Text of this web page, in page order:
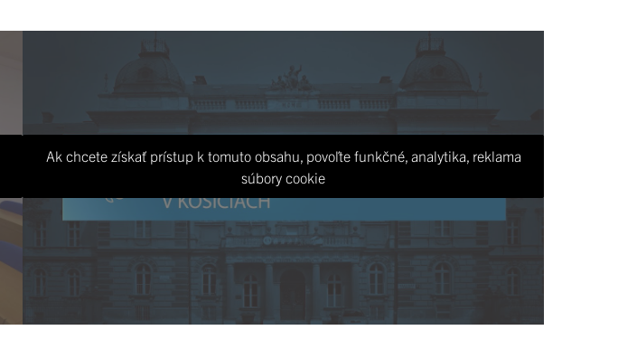
Ak chcete získať prístup k tomuto obsahu, povoľte funkčné, analytika, reklama
súbory cookie